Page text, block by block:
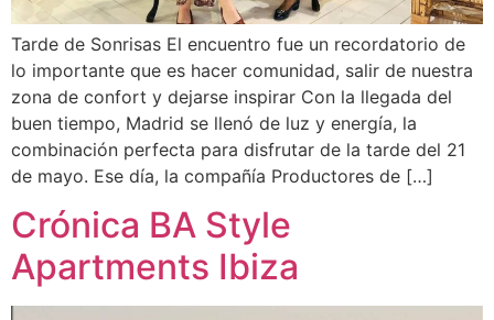
Tarde de Sonrisas El encuentro fue un recordatorio de
lo importante que es hacer comunidad, salir de nuestra
zona de confort y dejarse inspirar Con la llegada del
buen tiempo, Madrid se llenó de luz y energía, la
combinación perfecta para disfrutar de la tarde del 21
de mayo. Ese día, la compañía Productores de […]
Crónica BA Style
Apartments Ibiza